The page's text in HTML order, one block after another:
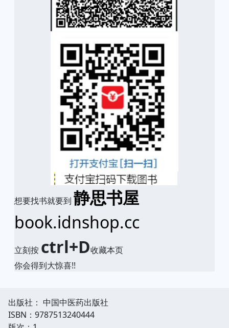
想要找书就要到 静思书屋
book.idnshop.cc
立刻按 ctrl+D收藏本页
你会得到大惊喜!!
出版社： 中国中医药出版社
ISBN：9787513240444